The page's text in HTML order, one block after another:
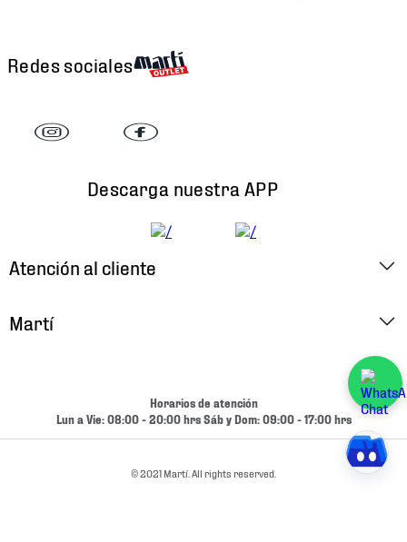
Redes sociales
Descarga nuestra APP
Atención al cliente
Cambios y Devoluciones
Martí
Términos y Condiciones
Horarios de atención
Lun a Vie: 08:00 - 20:00 hrs Sáb y Dom: 09:00 - 17:00 hrs
© 2021 Martí. All rights reserved.